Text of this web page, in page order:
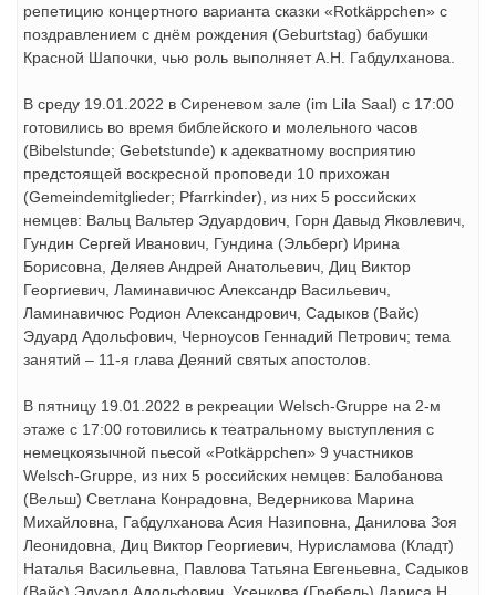
репетицию концертного варианта сказки «Rotkäppchen» с
поздравлением с днём рождения (Geburtstag) бабушки
Красной Шапочки, чью роль выполняет А.Н. Габдулханова.
В среду 19.01.2022 в Сиреневом зале (im Lila Saal) с 17:00
готовились во время библейского и молельного часов
(Bibelstunde; Gebetstunde) к адекватному восприятию
предстоящей воскресной проповеди 10 прихожан
(Gemeindemitglieder; Pfarrkinder), из них 5 российских
немцев: Вальц Вальтер Эдуардович, Горн Давыд Яковлевич,
Гундин Сергей Иванович, Гундина (Эльберг) Ирина
Борисовна, Деляев Андрей Анатольевич, Диц Виктор
Георгиевич, Ламинавичюс Александр Васильевич,
Ламинавичюс Родион Александрович, Садыков (Вайс)
Эдуард Адольфович, Черноусов Геннадий Петрович; тема
занятий – 11-я глава Деяний святых апостолов.
В пятницу 19.01.2022 в рекреации Welsch-Gruppe на 2-м
этаже с 17:00 готовились к театральному выступления с
немецкоязычной пьесой «Potkäppchen» 9 участников
Welsch-Gruppe, из них 5 российских немцев: Балобанова
(Вельш) Светлана Конрадовна, Ведерникова Марина
Михайловна, Габдулханова Асия Назиповна, Данилова Зоя
Леонидовна, Диц Виктор Георгиевич, Нурисламова (Кладт)
Наталья Васильевна, Павлова Татьяна Евгеньевна, Садыков
(Вайс) Эдуард Адольфович, Усенкова (Гребель) Лариса Н